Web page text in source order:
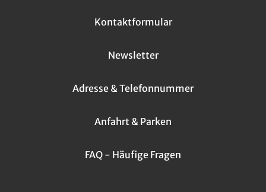
Kontaktformular
Newsletter
Adresse & Telefonnummer
Anfahrt & Parken
FAQ - Häufige Fragen